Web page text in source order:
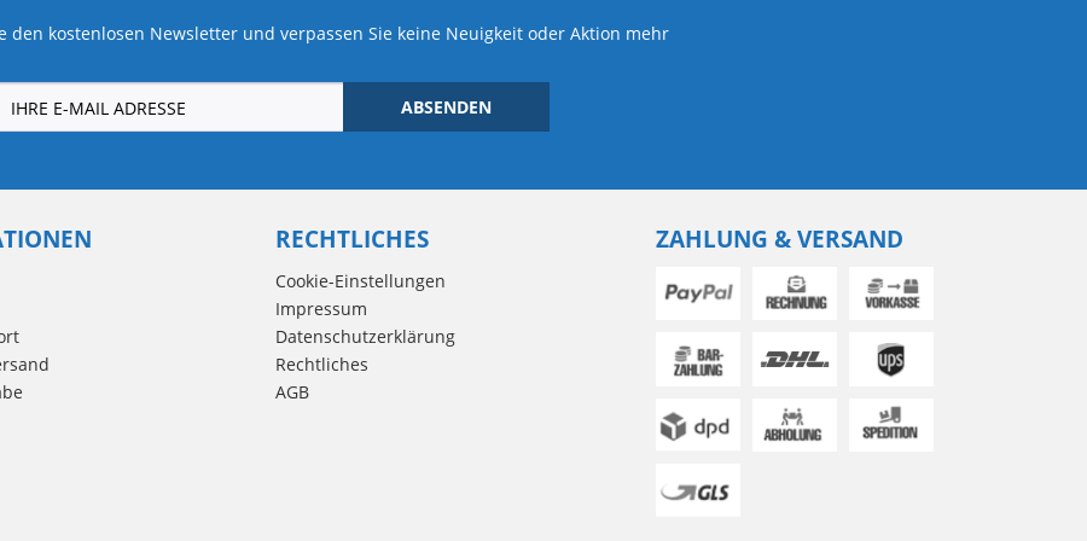
den kostenlosen Newsletter und verpassen Sie keine Neuigkeit oder Aktion mehr
ABSENDEN
RECHTLICHES
Cookie-Einstellungen
Impressum
Datenschutzerklärung
Rechtliches
AGB
ZAHLUNG & VERSAND